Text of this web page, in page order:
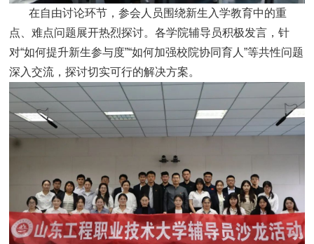
在自由讨论环节，参会人员围绕新生入学教育中的重
点、难点问题展开热烈探讨。各学院辅导员积极发言，针
对“如何提升新生参与度”“如何加强校院协同育人”等共性问题
深入交流，探讨切实可行的解决方案。